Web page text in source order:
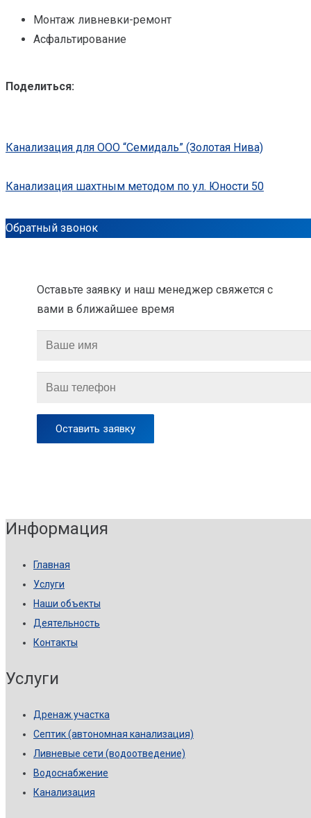
Монтаж ливневки-ремонт
Асфальтирование
Поделиться:
Канализация для ООО “Семидаль” (Золотая Нива)
Канализация шахтным методом по ул. Юности 50
Обратный звонок
Оставьте заявку и наш менеджер свяжется с
вами в ближайшее время
Информация
Главная
Услуги
Наши объекты
Деятельность
Контакты
Услуги
Дренаж участка
Септик (автономная канализация)
Ливневые сети (водоотведение)
Водоснабжение
Канализация